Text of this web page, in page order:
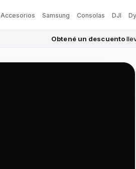
Accesorios Samsung Consolas DJI
Obtené un descuento